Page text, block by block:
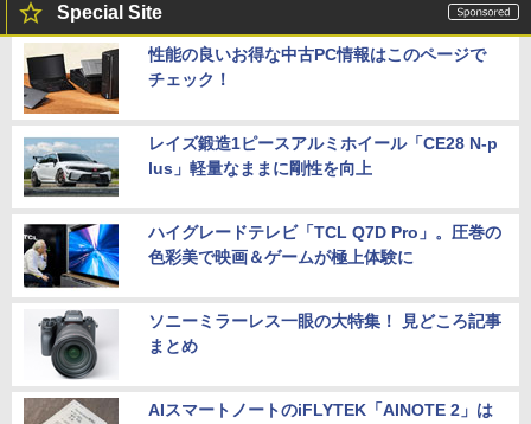
Special Site
性能の良いお得な中古PC情報はこのページで
チェック！
レイズ鍛造1ピースアルミホイール「CE28 N-p
lus」軽量なままに剛性を向上
ハイグレードテレビ「TCL Q7D Pro」。圧巻の
色彩美で映画＆ゲームが極上体験に
ソニーミラーレス一眼の大特集！ 見どころ記事
まとめ
AIスマートノートのiFLYTEK「AINOTE 2」は